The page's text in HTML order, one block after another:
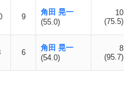
9
角田 晃一
(55.0)
10
(75.5)
6
角田 晃一
(54.0)
8
(95.7)